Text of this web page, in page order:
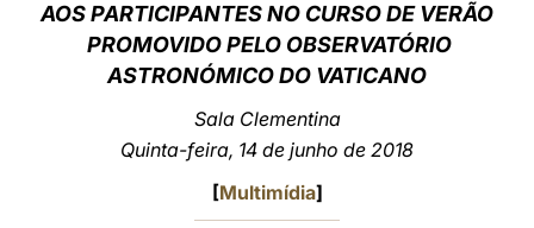
中文
LATINE
AOS PARTICIPANTES NO CURSO DE VERÃO
PROMOVIDO PELO OBSERVATÓRIO
ASTRONÓMICO DO VATICANO
Sala Clementina
Quinta-feira, 14 de junho de 2018
[Multimídia]